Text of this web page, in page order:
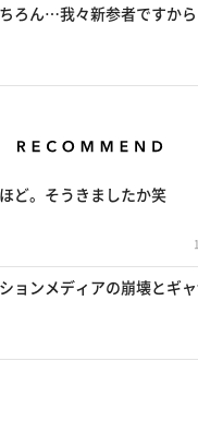
ろん…我々新参者ですから
ど。そうきましたか笑
ョンメディアの崩壊とギ